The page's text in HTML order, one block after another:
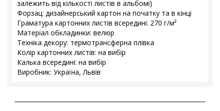
залежить від кількості листів в альбомі)
Форзац: дизайнерський картон на початку та в кінці
Граматура картонних листів всередині: 270 г/м²
Матеріал обкладинки: велюр
Техніка декору: термотрансферна плівка
Колір картонних листів: на вибір
Калька всередині: на вибір
Виробник: Україна, Львів